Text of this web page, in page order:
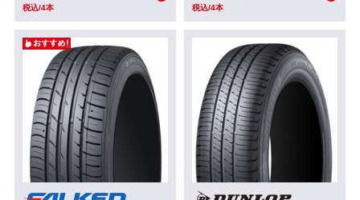
税込/4本 税込/4本